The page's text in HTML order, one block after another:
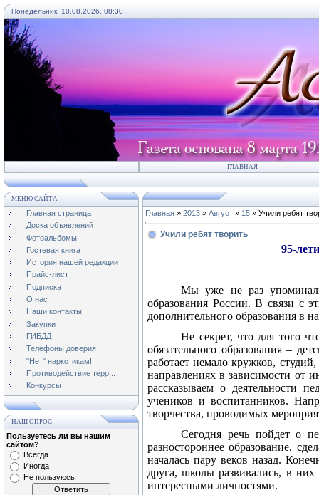
Понедельник, 10.08.2026, 08:30
ГЛАВНАЯ
МЕНЮ САЙТА
Главная страница
Доска объявлений
Фотоальбомы
Гостевая книга
История нашей редакции
Прайс-лист
Подписка
О нас
Наши контакты
Закупки
ГИБДД
Телефоны доверия
"Нет" наркотикам!
Противодействие терр...
Конкурсы
НАШ ОПРОС
Пользуетесь ли вы нашим
сайтом?
Всегда
Иногда
Не пользуюсь
Главная » 2013 » Август » 15 » Учили ребят
Учили ребят творить
95-
Мы уже не раз
образования России. В связи с
дополнительного образования в
Не секрет, что для того
обязательного образования –
работает немало кружков,
направлениях в зависимости от
рассказываем о деятельности
учеников и воспитанников.
творчества, проводимых
Сегодня речь пойдет о
разностороннее образование,
началась пару веков назад.
друга, школы развивались, в
интересными личностями.